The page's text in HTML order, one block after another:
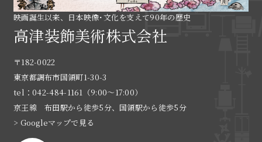
映画誕生以来、日本映像･文化を支えて90年の歴史
高津装飾美術株式会社
〒182-0022
東京都調布市国領町1-30-3
tel：042-484-1161（9:00〜17:00）
京王線 布田駅から徒歩5分、国領駅から徒歩5分
> Googleマップで見る